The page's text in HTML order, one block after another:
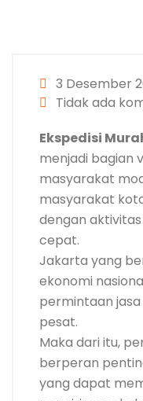
3 Desember
Tidak ada
Ekspedisi
menjadi bagian
masyarakat
masyarakat
dengan
cepat.
Jakarta yang
ekonomi
permintaan
pesat.
Maka dari itu,
berperan
yang dapat